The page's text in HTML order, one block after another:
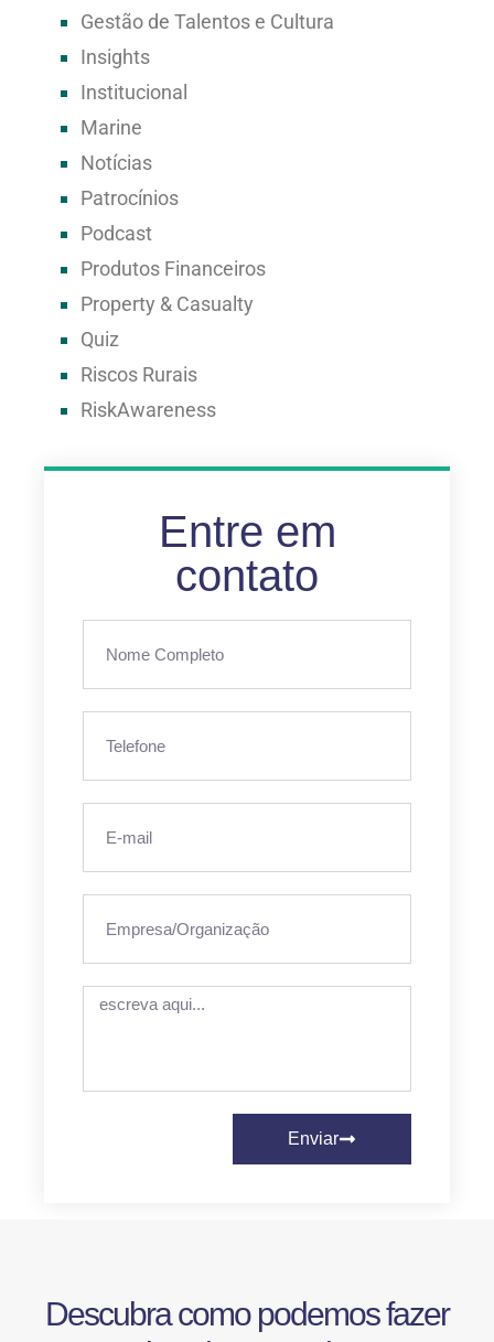
Gestão de Talentos e Cultura
Insights
Institucional
Marine
Notícias
Patrocínios
Podcast
Produtos Financeiros
Property & Casualty
Quiz
Riscos Rurais
RiskAwareness
Entre em
contato
Enviar
Descubra como podemos fazer